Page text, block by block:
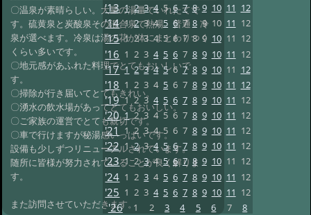
〇温泉が素晴らしい。大量の湯量でいれたてで
す。硫黄泉と炭酸泉その混合泉で熱湯 普通 冷
泉が選べます。冷泉は湯の花が体にまとわりつく
くらい多いです。
〇地元感があふれた料理でとてもおいしいで
す。
〇掃除が行き届いてとてもきれい。
〇湧水の飲水場があってとてもおいしい。
〇ご家族の運営でとても親切です。
〇車で行けますが秘湯感いっぱいです。
設備も少しずつリニューアルされています。
随所に皆様が努力されていることが良く解りま
す。
また訪問させていただきます。
'13 1 2 3 4 5 6 7 8 9 10 11 12
'14 1 2 3 4 5 6 7 8 9 10 11 12
'15 1 2 3 4 5 6 7 8 9 10 11 12
'16 1 2 3 4 5 6 7 8 9 10 11 12
'17 1 2 3 4 5 6 7 8 9 10 11 12
'18 1 2 3 4 5 6 7 8 9 10 11 12
'19 1 2 3 4 5 6 7 8 9 10 11 12
'20 1 2 3 4 5 6 7 8 9 10 11 12
'21 1 2 3 4 5 6 7 8 9 10 11 12
'22 1 2 3 4 5 6 7 8 9 10 11 12
'23 1 2 3 4 5 6 7 8 9 10 11 12
'24 1 2 3 4 5 6 7 8 9 10 11 12
'25 1 2 3 4 5 6 7 8 9 10 11 12
'26 1 2 3 4 5 6 7 8